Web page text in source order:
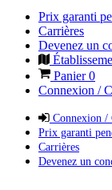
Prix garanti
Carrières
Devenez un
Panier0
Connexion /
Connexion /
Prix garanti
Carrières
Devenez un